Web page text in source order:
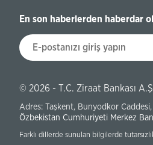
En son haberlerden haberdar ol
© 2026 - T.C. Ziraat Bankası
Adres: Taşkent, Bunyodkor
Özbekistan Cumhuriyeti Merkez
Farklı dillerde sunulan bilgilerde